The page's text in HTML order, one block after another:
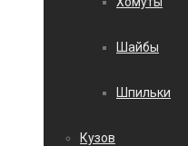
Шайбы
Шпильки
Кузов